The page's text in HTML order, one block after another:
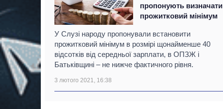
пропонують визначати
прожитковий мінімум
У Слузі народу пропонували встановити
прожитковий мінімум в розмірі щонайменше 40
відсотків від середньої зарплати, в ОПЗЖ і
Батьківщині – не нижче фактичного рівня.
3 лютого 2021, 16:38